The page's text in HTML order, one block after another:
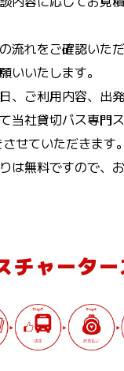
流れをご確認いた
いいたします。
、ご利用内容、出
当社貸切バス専門
せていただきます。
は無料ですので、
チャーター